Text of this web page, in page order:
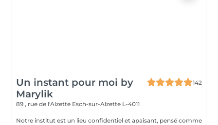
Un instant pour moi by
Marylik
142
89 , rue de l'Alzette Esch-sur-Alzette L-4011
Notre institut est un lieu confidentiel et apaisant, pensé comme